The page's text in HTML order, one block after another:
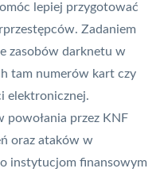
lepiej przygotować
Zadaniem
zasobów darknetu w
tam numerów kart czy
elektronicznej.
powołania przez KNF
oraz ataków w
instytucjom finansowym